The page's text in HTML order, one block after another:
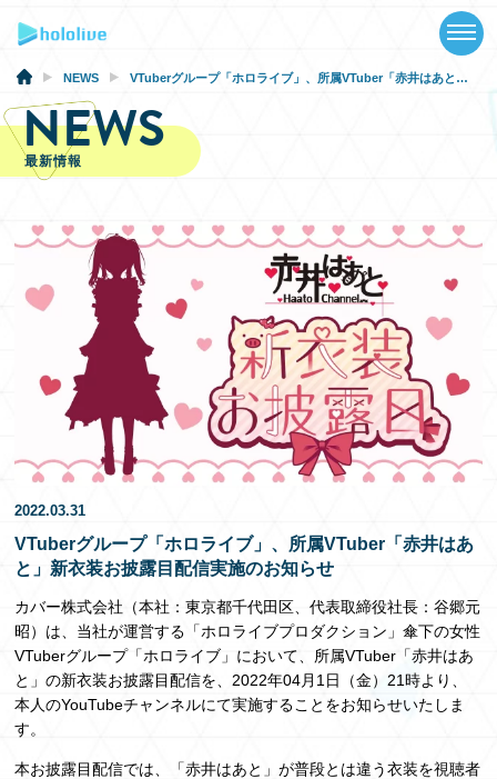
NEWS
SCHEDULE
EVENTS
VIDEOS
MUSIC
GOODS
SPECIAL
EN
NEWS VTuberグループ「ホロライブ」、所属VTuber「赤井はあと」新衣装お披露目配信実施のお知らせ
NEWS
最新情報
2022.03.31
VTuberグループ「ホロライブ」、所属VTuber「赤井はあ
と」新衣装お披露目配信実施のお知らせ
カバー株式会社（本社：東京都千代田区、代表取締役社長：谷郷元
昭）は、当社が運営する「ホロライブプロダクション」傘下の女性
VTuberグループ「ホロライブ」において、所属VTuber「赤井はあ
と」の新衣装お披露目配信を、2022年04月1日（金）21時より、
本人のYouTubeチャンネルにて実施することをお知らせいたしま
す。
本お披露目配信では、「赤井はあと」が普段とは違う衣装を視聴者